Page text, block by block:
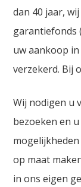
dan 40 jaar,
garantiefonds
uw aankoop
verzekerd. Bij
Wij nodigen u
bezoeken en
op maat
in ons eigen